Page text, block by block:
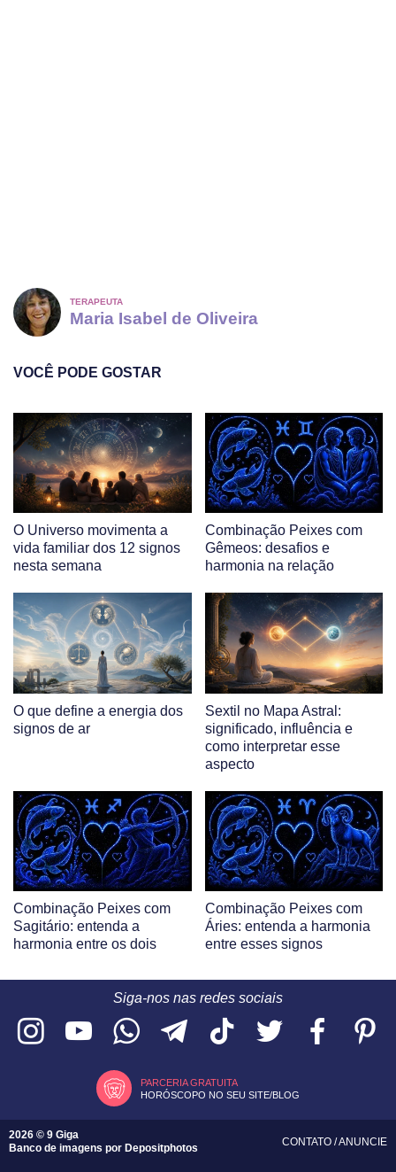
TERAPEUTA
Maria Isabel de Oliveira
VOCÊ PODE GOSTAR
O Universo movimenta a
vida familiar dos 12 signos
nesta semana
Combinação Peixes com
Gêmeos: desafios e
harmonia na relação
O que define a energia dos
signos de ar
Sextil no Mapa Astral:
significado, influência e
como interpretar esse
aspecto
Combinação Peixes com
Sagitário: entenda a
harmonia entre os dois
Combinação Peixes com
Áries: entenda a harmonia
entre esses signos
Siga-nos nas redes sociais
PARCERIA GRATUITA
HORÓSCOPO NO SEU SITE/BLOG
2026 © 9 Giga
Banco de imagens por Depositphotos
CONTATO /ANUNCIE